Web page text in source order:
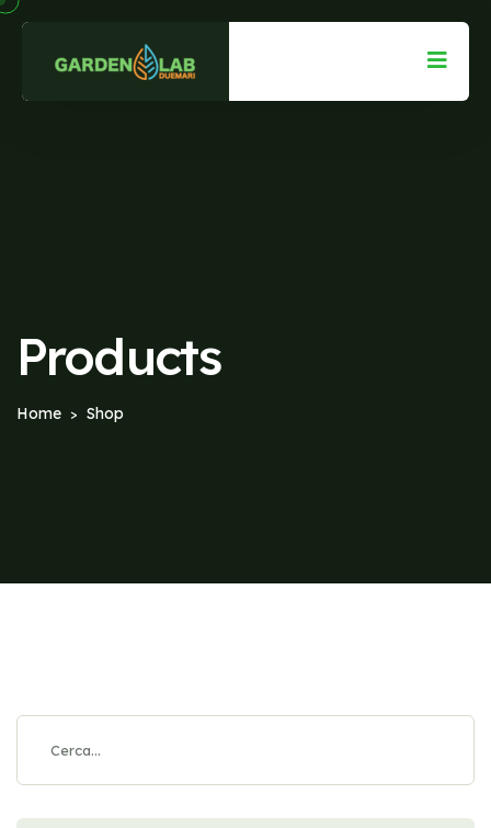
Products
Home > Shop